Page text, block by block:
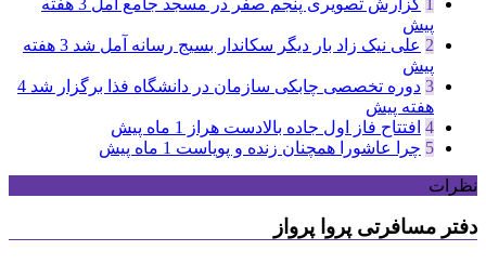
پیش
2 علی نیک زاد بار دیگر سکاندار بسیج رسانه آمل شد
3 هفته
پیش
3 دوره تخصصی چابکی سازمان در دانشگاه فذا برگزار شد 4
هفته پیش
4 افتتاح فاز اول جاده بالادست هراز
1 ماه پیش
5 چرا عاشورا همچنان زنده و پویاست 1 ماه پیش
نظرات
دفتر مسافرتی پروا پرواز